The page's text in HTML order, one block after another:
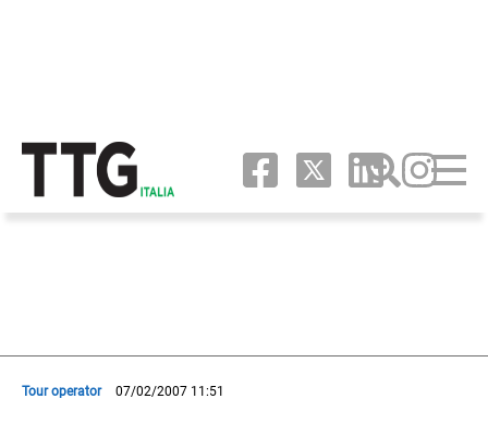
Tour operator 07/02/2007 11:51